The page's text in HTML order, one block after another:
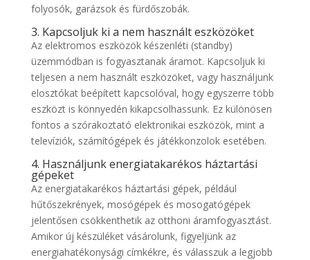
folyosók, garázsok és fürdőszobák.
3. Kapcsoljuk ki a nem használt eszközöket
Az elektromos eszközök készenléti (standby)
üzemmódban is fogyasztanak áramot. Kapcsoljuk ki
teljesen a nem használt eszközöket, vagy használjunk
elosztókat beépített kapcsolóval, hogy egyszerre több
eszközt is könnyedén kikapcsolhassunk. Ez különösen
fontos a szórakoztató elektronikai eszközök, mint a
televíziók, számítógépek és játékkonzolok esetében.
4. Használjunk energiatakarékos háztartási
gépeket
Az energiatakarékos háztartási gépek, például
hűtőszekrények, mosógépek és mosogatógépek
jelentősen csökkenthetik az otthoni áramfogyasztást.
Amikor új készüléket vásárolunk, figyeljünk az
energiahatékonysági címkékre, és válasszuk a legjobb